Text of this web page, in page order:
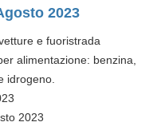
2023
e fuoristrada
alimentazione: benzina,
idrogeno.
2023